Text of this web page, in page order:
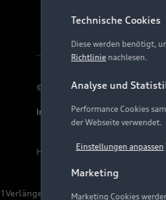
© 2026 AUDI AG. Alle Rechte
Impressum Rechtliches
Hinweis: Die aktuelle
1Verlängerung vorbehalten.
Technische Cookies
Diese werden benötigt,
Richtlinie nachlesen.
Analyse und
Performance Cookies
der Webseite verwendet.
Einstellungen anpassen
Marketing
Marketing Cookies